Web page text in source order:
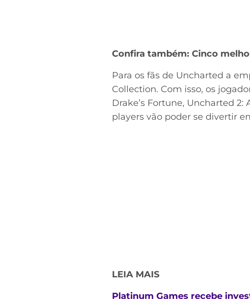
Confira também: Cinco
Para os fãs de Uncharted a
Collection. Com isso, os
Drake’s Fortune, Uncharted
players vão poder se divertir
LEIA MAIS
Platinum Games recebe